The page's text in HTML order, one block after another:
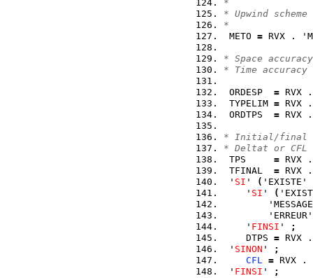
*
* Upwind scheme
*
METO = RVX .
* Space
* Time
ORDESP = RVX
TYPELIM = RVX
ORDTPS = RVX
* Initial/final
* Deltat or CFL
TPS = RVX
TFINAL = RVX
' SI ' ( 'EXISTE'
    '
SI ' (
    '
FINSI '
;
    DTPS
= RVX
' SINON '
;
CFL = RVX
' FINSI ' ;